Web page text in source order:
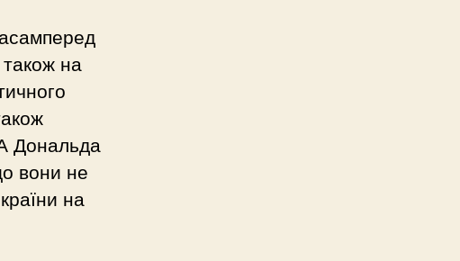
на
Дональда
вони не
на